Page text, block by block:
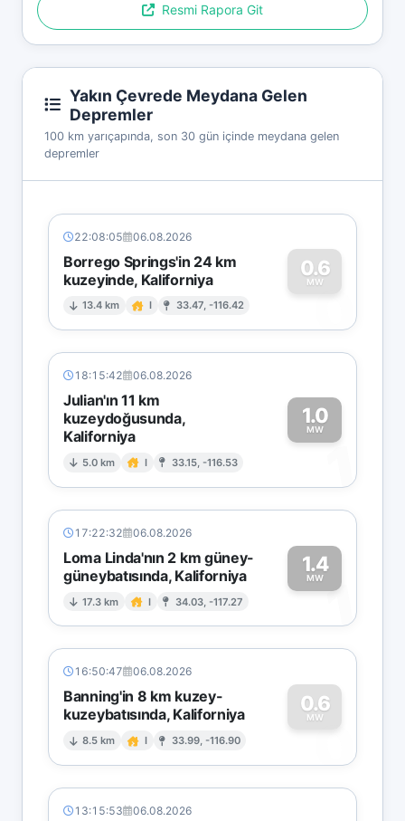
Resmi Rapora Git
Yakın Çevrede Meydana Gelen
Depremler
100 km yarıçapında, son 30 gün içinde meydana gelen
depremler
22:08:05 06.08.2026
Borrego Springs'in 24 km
kuzeyinde, Kaliforniya
13.4 km I 33.47, -116.42
0.6
MW
0
18:15:42 06.08.2026
Julian'ın 11 km
kuzeydoğusunda,
Kaliforniya
5.0 km I 33.15, -116.53
1.0
MW
1
17:22:32 06.08.2026
Loma Linda'nın 2 km güney-
güneybatısında, Kaliforniya
17.3 km I 34.03, -117.27
1.4
MW1
16:50:47 06.08.2026
Banning'in 8 km kuzey-
kuzeybatısında, Kaliforniya
8.5 km I 33.99, -116.90
0.6
MW
0
13:15:53 06.08.2026